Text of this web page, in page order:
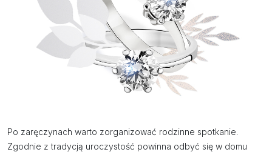
Po zaręczynach warto zorganizować rodzinne spotkanie.
Zgodnie z tradycją uroczystość powinna odbyć się w domu